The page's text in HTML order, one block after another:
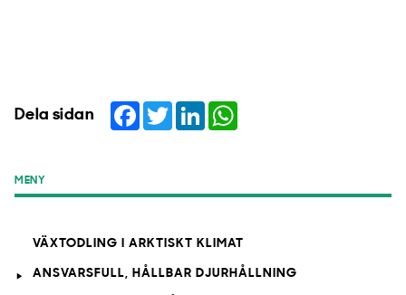
Dela sidan Facebook
TwitterLinkedIn
MENY
VÄXTODLING I ARKTISKT KLIMAT
ANSVARSFULL, HÅLLBAR DJURHÅLLNING